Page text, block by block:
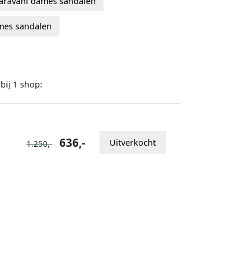
sandalen
bij 1 shop:
1.250,- 636,- Uitverkocht